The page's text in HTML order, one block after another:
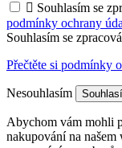
 Souhlasím se
podmínky ochrany
Souhlasím se
Přečtěte si podmínky
Nesouhlasím
Abychom vám mohli
nakupování na našem